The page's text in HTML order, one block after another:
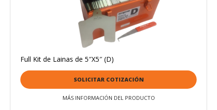
Full Kit de Lainas de 5″X5″ (D)
SOLICITAR COTIZACIÓN
MÁS INFORMACIÓN DEL PRODUCTO